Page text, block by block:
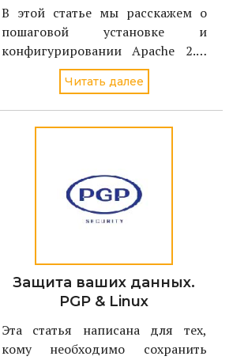
В этой статье мы расскажем о
пошаговой установке и
конфигурировании Apache 2.0,
чтобы снизить риск
неавторизованного доступа или
успешного взлома в случае
применения новой уязвимости,
будет пользовать
Читать далее
Защита ваших данных.
PGP & Linux
Эта статья написана для тех,
кому необходимо сохранить